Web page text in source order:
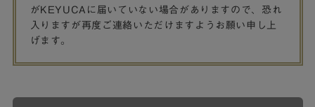
がKEYUCAに届いていない場合がありますので、恐れ
入りますが再度ご連絡いただけますようお願い申し上
げます。